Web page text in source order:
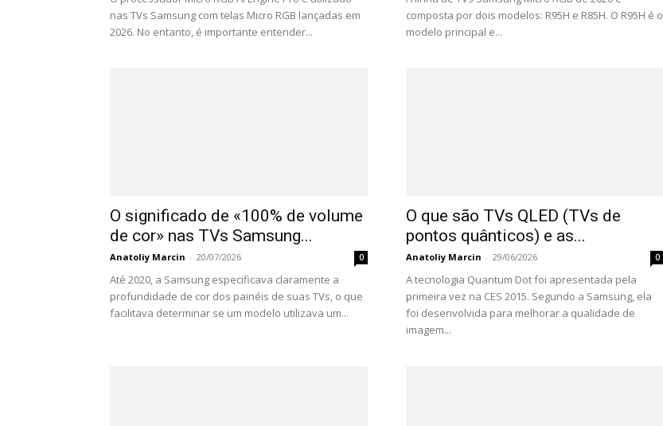
nas TVs Samsung com telas Micro RGB lançadas em
2026. No entanto, é importante entender...
composta por dois modelos: R95H e R85H. O R95H é o
modelo principal e...
O significado de «100% de volume
de cor» nas TVs Samsung...
Anatoliy Marcin - 20/07/2026 0
Até 2020, a Samsung especificava claramente a
profundidade de cor dos painéis de suas TVs, o que
facilitava determinar se um modelo utilizava um...
O que são TVs QLED (TVs de
pontos quânticos) e as...
Anatoliy Marcin - 29/06/2026 0
A tecnologia Quantum Dot foi apresentada pela
primeira vez na CES 2015. Segundo a Samsung, ela
foi desenvolvida para melhorar a qualidade de
imagem...